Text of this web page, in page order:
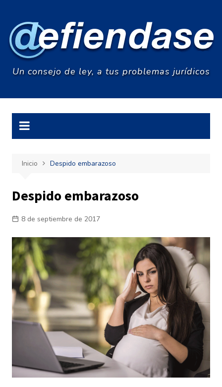
contenido
Un consejo de ley, a tus problemas jurídicos
Inicio Despido embarazoso
Despido embarazoso
8 de septiembre de 2017